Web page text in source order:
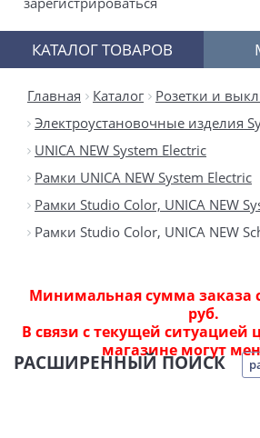
КАТАЛОГ ТОВАРОВ
Главная Каталог
Розетки и
Электроустановочные изделия
UNICA NEW System Electric
Рамки UNICA NEW System Electric
Рамки Studio Color, UNICA NEW
Рамки Studio Color, UNICA NEW
Минимальная сумма заказа
руб.
В связи с текущей ситуацией
магазине могут
РАСШИРЕННЫЙ ПОИСК